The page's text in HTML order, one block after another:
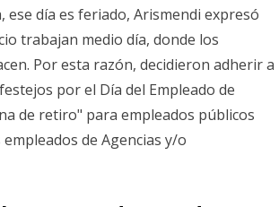
día es feriado, Arismendi expresó
trabajan medio día, donde los
Por esta razón, decidieron adherir a
por el Día del Empleado de
de retiro" para empleados públicos
de Agencias y/o